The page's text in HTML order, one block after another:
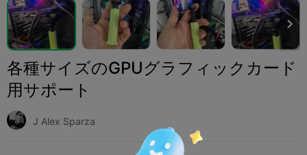

各種サイズのGPUグラフィックカード
用サポート
J Alex Sparza